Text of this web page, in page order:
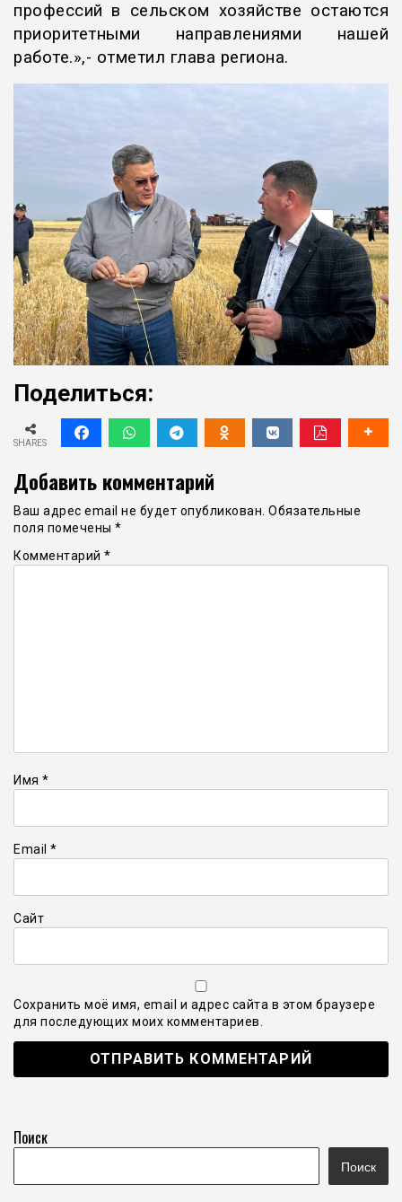
профессий в сельском хозяйстве остаются
приоритетными направлениями нашей
работе.»,- отметил глава региона.
Поделиться:
SHARES
Добавить комментарий
Ваш адрес email не будет опубликован. Обязательные
поля помечены *
Комментарий *
Имя *
Email *
Сайт
Сохранить моё имя, email и адрес сайта в этом браузере
для последующих моих комментариев.
Поиск
Поиск